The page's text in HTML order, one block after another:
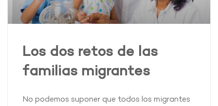
Los dos retos de las
familias migrantes
No podemos suponer que todos los migrantes